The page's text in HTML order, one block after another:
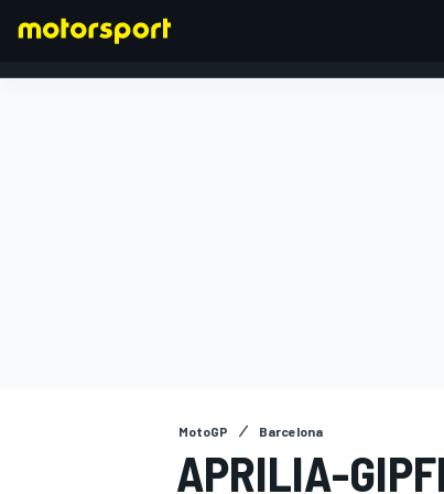
MotoGP Barcelona
APRILIA-